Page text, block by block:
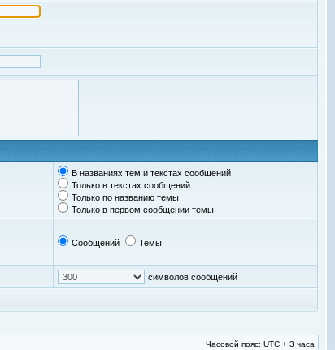
В названиях тем и текстах сообщений
Только в текстах сообщений
Только по названию темы
Только в первом сообщении темы
Сообщений Темы
символов сообщений
Часовой пояс: UTC + 3 часа